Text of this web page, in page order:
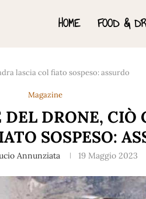
HOME FOOD &
lascia col fiato sospeso: assurdo
Magazine
DRONE, CIÒ
SOSPESO:
Annunziata 19 Maggio 2023